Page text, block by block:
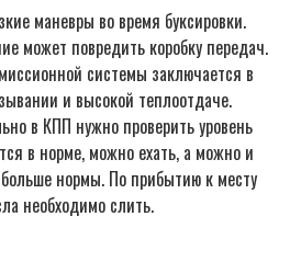
маневры во время буксировки.
может повредить коробку передач.
системы заключается в
и высокой теплоотдаче.
в КПП нужно проверить уровень
в норме, можно ехать, а можно и
нормы. По прибытию к месту
необходимо слить.